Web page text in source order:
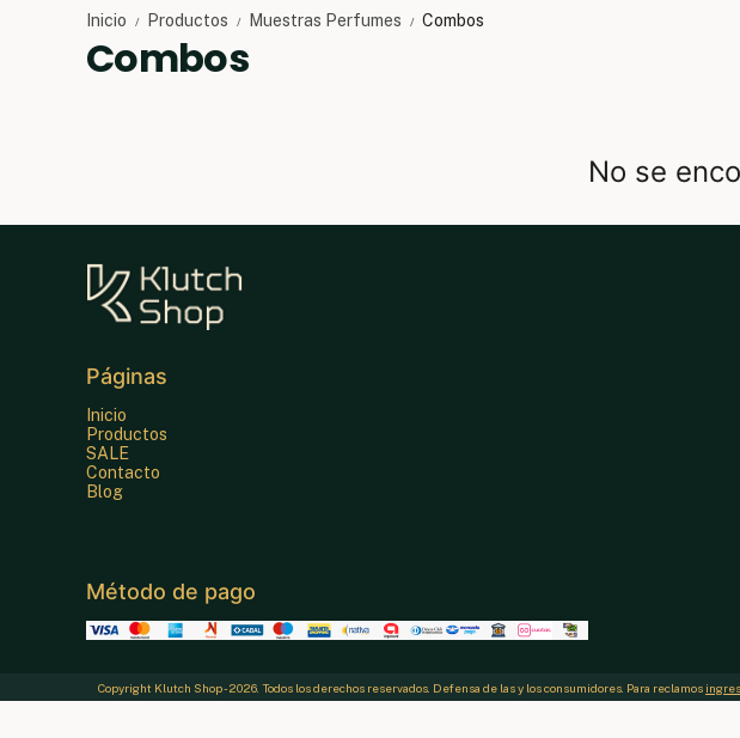
Inicio / Productos / Muestras Perfumes / Combos
Combos
No se
Páginas
Inicio
Productos
SALE
Contacto
Blog
Método de pago
Copyright Klutch Shop - 2026. Todos los derechos reservados. Defensa de las y los consumidores. Para reclamos